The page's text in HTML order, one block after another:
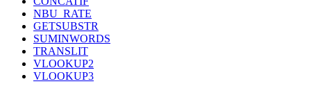
NBU_RATE
GETSUBSTR
SUMINWORDS
TRANSLIT
VLOOKUP2
VLOOKUP3